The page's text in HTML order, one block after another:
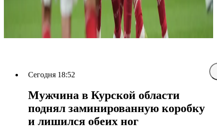
Сегодня 18:52
Мужчина в Курской области
поднял заминированную коробку
и лишился обеих ног